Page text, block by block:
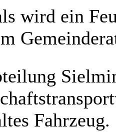
wird ein
Fahrzeug.